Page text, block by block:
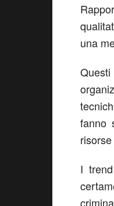
una
fanno
I